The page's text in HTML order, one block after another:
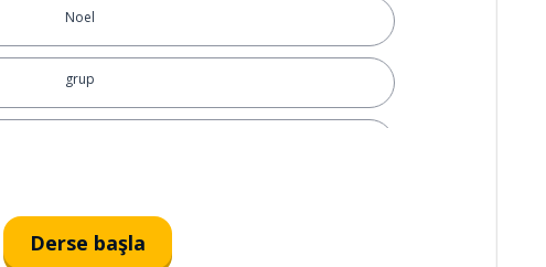
Noel
grup
Derse başla